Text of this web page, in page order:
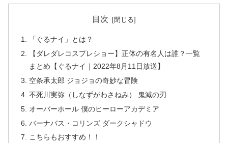
目次
「ぐるナイ」とは？
【ダレダレコスプレショー】正体の有名人は誰？一覧
まとめ【ぐるナイ｜2022年8月11日放送】
空条承太郎 ジョジョの奇妙な冒険
不死川実弥（しなずがわさねみ） 鬼滅の刃
オーバーホール 僕のヒーローアカデミア
バーナバス・コリンズ ダークシャドウ
こちらもおすすめ！！